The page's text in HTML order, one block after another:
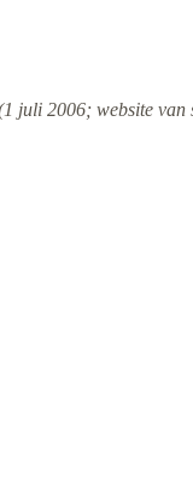
juli 2006; website van